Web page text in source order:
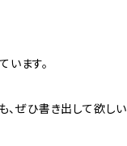
います。
、ぜひ書き出して欲しい